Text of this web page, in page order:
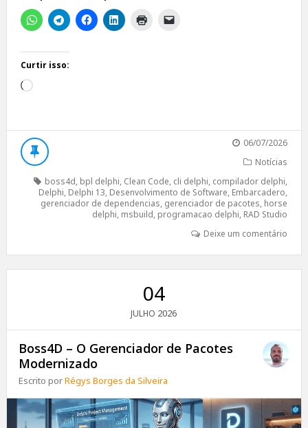
Curtir isso:
Carregando...
06/07/2026
Notícias
boss4d, bpl delphi, Clean Code, cli delphi, compilador delphi,
Delphi, Delphi 13, Desenvolvimento de Software, Embarcadero,
gerenciador de dependencias, gerenciador de pacotes, horse
delphi, msbuild, programacao delphi, RAD Studio
Deixe um comentário
04
JULHO 2026
Boss4D – O Gerenciador de Pacotes
Modernizado
Escrito porRégys Borges da Silveira